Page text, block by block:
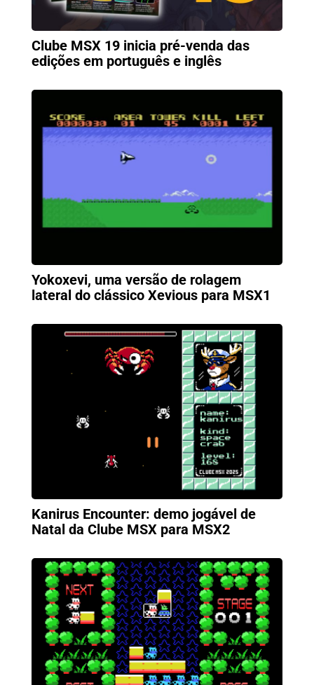
Clube MSX 19 inicia pré-venda das
edições em português e inglês
Yokoxevi, uma versão de rolagem
lateral do clássico Xevious para MSX1
Kanirus Encounter: demo jogável de
Natal da Clube MSX para MSX2